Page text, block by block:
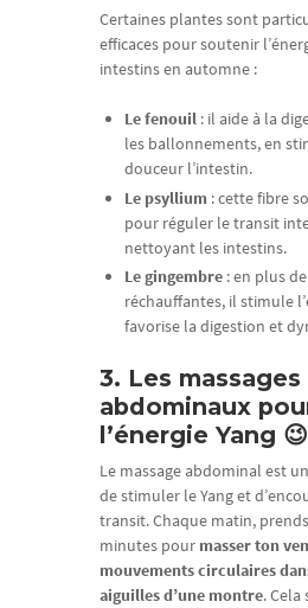
Certaines plantes sont
efficaces pour soutenir
intestins en automne :
Le fenouil : il aide à la
les ballonnements, en
douceur l’intestin.
Le psyllium : cette fibre
pour réguler le transit
nettoyant les intestins.
Le gingembre : en plus
réchauffantes, il stimule
favorise la digestion et
3. Les massages
abdominaux
l’énergie Yang 😉
Le massage abdominal est
de stimuler le Yang et
transit. Chaque matin,
minutes pour masser ton
mouvements circulaires
aiguilles d’une montre.